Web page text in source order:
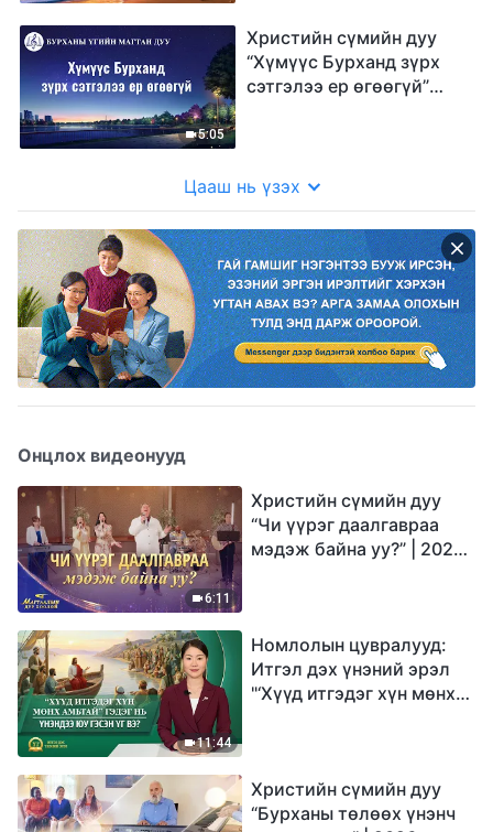
5:05
Христийн сүмийн дуу
“Хүмүүс Бурханд зүрх
сэтгэлээ ер өгөөгүй”
Цааш нь үзэх
Онцлох видеонууд
6:11
Христийн сүмийн дуу
“Чи үүрэг даалгавраа
мэдэж байна уу?” | 2026
11:44
Номлолын цувралууд:
Итгэл дэх үнэний эрэл
"‘Хүүд итгэдэг хүн мөнх
Христийн сүмийн дуу
“Бурханы төлөөх үнэнч